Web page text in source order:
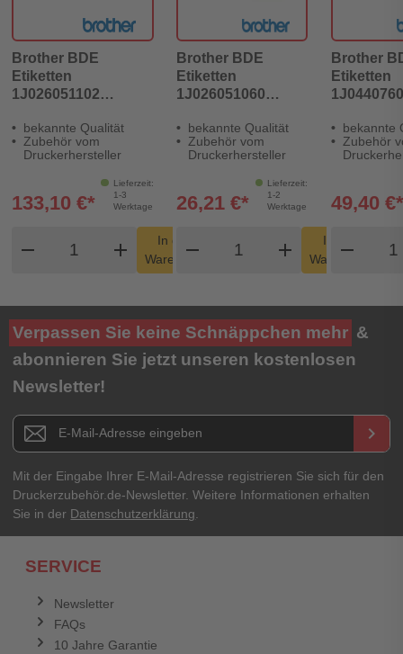
Brother BDE
Etiketten
1J026051102
Rollen 1900 St./Rolle
bekannte Qualität
Zubehör vom
Druckerhersteller
Lieferzeit:
1-3
Werktage
133,10 €*
remove
Produkt Warenkorb Menge
add
In den
Warenkorb
Brother BDE
Etiketten
1J026051060
Rollen 500
St./Rolle
bekannte Qualität
Zubehör vom
Druckerhersteller
Lieferzeit:
1-2
Werktage
26,21 €*
remove
Produkt Warenkorb
add
In den
Warenkorb
shopping_cart
Brother
Etiketten
Rollen 400
St./Rolle
bekannte
Zubehör
49,40 €*
remove
Verpassen Sie keine Schnäppchen mehr &
abonnieren Sie jetzt unseren kostenlosen
Newsletter!
Newsletter E-Mail Adresse keyboard_arrow_right
Mit der Eingabe Ihrer E-Mail-Adresse registrieren Sie sich für den
Druckerzubehör.de-Newsletter. Weitere Informationen erhalten
Sie in der Datenschutzerklärung
SERVICE
Newsletter
FAQs
10 Jahre Garantie